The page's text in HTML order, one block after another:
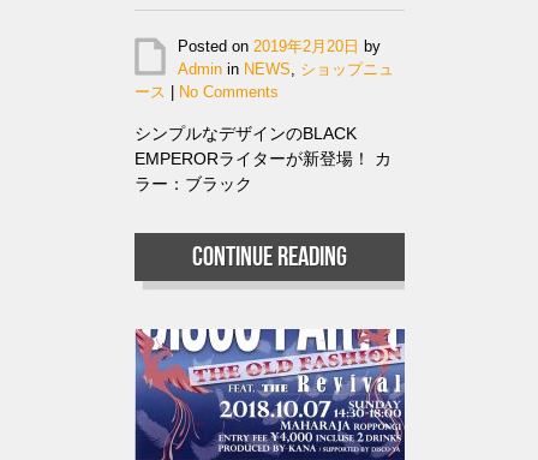
Posted on 2019年2月20日 by
Adminin NEWS, ショップニュ
ース
No Comments
シンプルなデザインのBLACK
EMPERORライターが新登場！ カ
ラー：ブラック
Continue reading